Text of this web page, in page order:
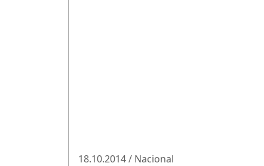
18.10.2014 / Nacional